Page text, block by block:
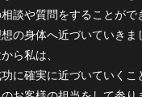
談や質問をすることがで
の身体へ近づいていきま
ら私は、
に確実に近づいていくこ